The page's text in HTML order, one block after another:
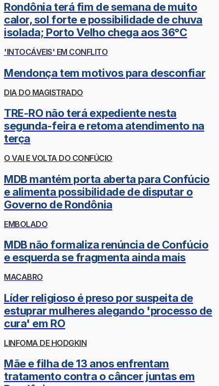
Rondônia terá fim de semana de muito
calor, sol forte e possibilidade de chuva
isolada; Porto Velho chega aos 36°C
'INTOCÁVEIS' EM CONFLITO
Mendonça tem motivos para desconfiar
DIA DO MAGISTRADO
TRE-RO não terá expediente nesta
segunda-feira e retoma atendimento na
terça
O VAI E VOLTA DO CONFÚCIO
MDB mantém porta aberta para Confúcio
e alimenta possibilidade de disputar o
Governo de Rondônia
EMBOLADO
MDB não formaliza renúncia de Confúcio
e esquerda se fragmenta ainda mais
MACABRO
Líder religioso é preso por suspeita de
estuprar mulheres alegando 'processo de
cura' em RO
LINFOMA DE HODGKIN
Mãe e filha de 13 anos enfrentam
tratamento contra o câncer juntas em